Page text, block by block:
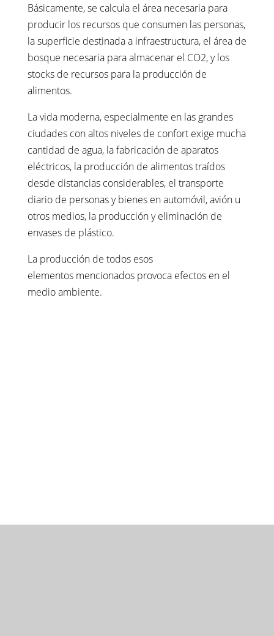
Básicamente, se calcula el área necesaria para
producir los recursos que consumen las personas,
la superficie destinada a infraestructura, el área de
bosque necesaria para almacenar el CO2, y los
stocks de recursos para la producción de
alimentos.
La vida moderna, especialmente en las grandes
ciudades con altos niveles de confort exige mucha
cantidad de agua, la fabricación de aparatos
eléctricos, la producción de alimentos traídos
desde distancias considerables, el transporte
diario de personas y bienes en automóvil, avión u
otros medios, la producción y eliminación de
envases de plástico.
La producción de todos esos
elementos mencionados provoca efectos en el
medio ambiente.